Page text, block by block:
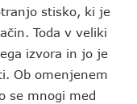
stisko, ki je
Toda v veliki
izvora in jo je
Ob omenjenem
se mnogi med